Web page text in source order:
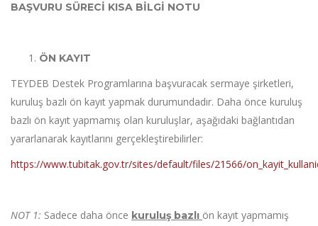
BAŞVURU SÜRECİ KISA BİLGİ NOTU
ÖN KAYIT
TEYDEB Destek Programlarına başvuracak sermaye şirketleri,
kuruluş bazlı ön kayıt yapmak durumundadır. Daha önce kuruluş
bazlı ön kayıt yapmamış olan kuruluşlar, aşağıdaki bağlantıdan
yararlanarak kayıtlarını gerçekleştirebilirler:
https://www.tubitak.gov.tr/sites/default/files/21566/
NOT 1: Sadece daha önce kuruluş bazlı ön kayıt yapmamış